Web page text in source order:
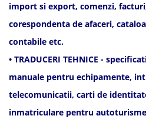
import si export, comenzi,
corespondenta de afaceri,
contabile etc.
• TRADUCERI TEHNICE -
manuale pentru echipamente,
telecomunicatii, carti de
inmatriculare pentru